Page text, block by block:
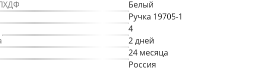
Белый
Ручка 19705-1
4
2 дней
24 месяца
Россия